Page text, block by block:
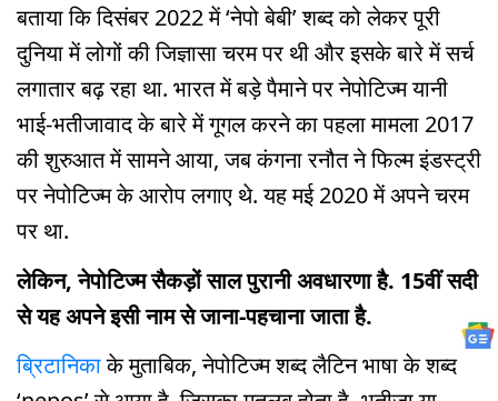
बताया कि दिसंबर 2022 में ‘नेपो बेबी’ शब्द को लेकर पूरी
दुनिया में लोगों की जिज्ञासा चरम पर थी और इसके बारे में सर्च
लगातार बढ़ रहा था. भारत में बड़े पैमाने पर नेपोटिज्म यानी
भाई-भतीजावाद के बारे में गूगल करने का पहला मामला 2017
की शुरुआत में सामने आया, जब कंगना रनौत ने फिल्म इंडस्ट्री
पर नेपोटिज्म के आरोप लगाए थे. यह मई 2020 में अपने चरम
पर था.
लेकिन, नेपोटिज्म सैकड़ों साल पुरानी अवधारणा है. 15वीं सदी
से यह अपने इसी नाम से जाना-पहचाना जाता है.
ब्रिटानिकाके मुताबिक, नेपोटिज्म शब्द लैटिन भाषा के शब्द